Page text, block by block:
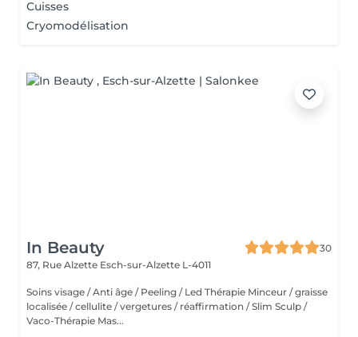
Cuisses
Cryomodélisation
In Beauty
30
87, Rue Alzette Esch-sur-Alzette L-4011
Soins visage / Anti âge / Peeling / Led Thérapie Minceur / graisse
localisée / cellulite / vergetures / réaffirmation / Slim Sculp /
Vaco-Thérapie Mas...